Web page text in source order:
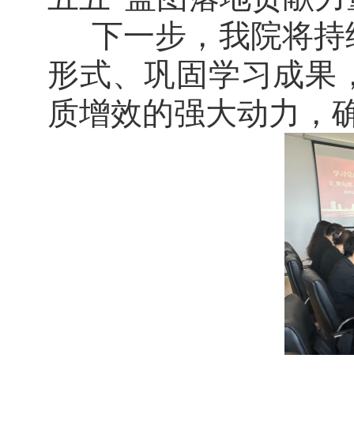
下一步，我院将
形式、巩固学习成果
质增效的强大动力，